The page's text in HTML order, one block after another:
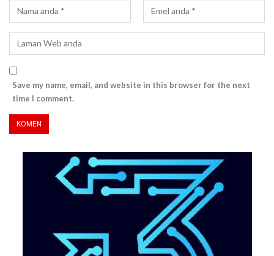
Save my name, email, and website in this browser for the next
time I comment.